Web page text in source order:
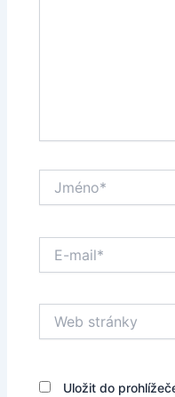
mail*
stránky
Uložit do